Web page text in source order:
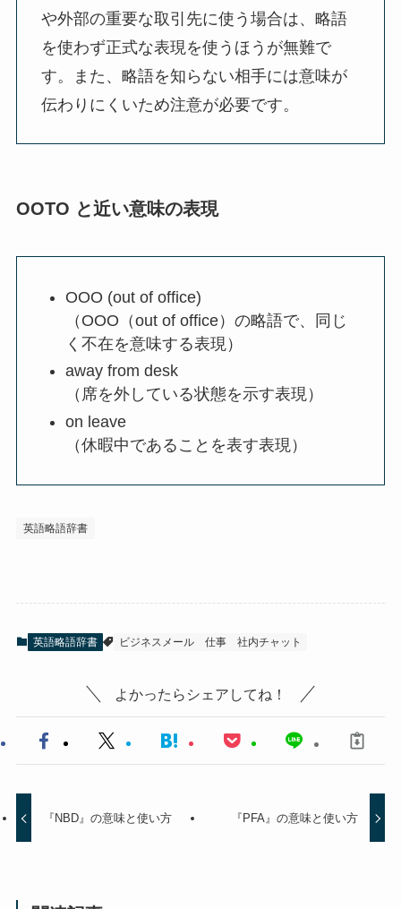
や外部の重要な取引先に使う場合は、略語
を使わず正式な表現を使うほうが無難で
す。また、略語を知らない相手には意味が
伝わりにくいため注意が必要です。
OOTO と近い意味の表現
OOO (out of office)
（OOO（out of office）の略語で、同じ
く不在を意味する表現）
away from desk
（席を外している状態を示す表現）
on leave
（休暇中であることを表す表現）
英語略語辞書
英語略語辞書 ビジネスメール 仕事 社内チャット
よかったらシェアしてね！
『NBD』の意味と使い方 『PFA』の意味と使い方